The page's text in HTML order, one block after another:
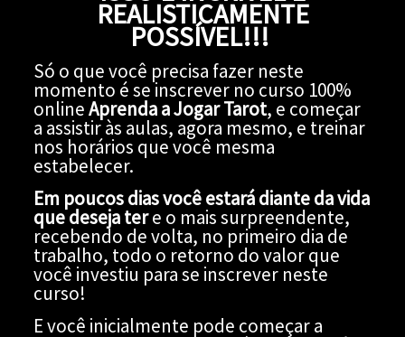
REALISTICAMENTE
POSSÍVEL!!!
Só o que você precisa fazer neste
momento é se inscrever no curso 100%
onlineAprenda a Jogar Tarot, e começar
a assistir às aulas, agora mesmo, e treinar
nos horários que você mesma
estabelecer.
Em poucos dias você estará diante da vida
que deseja tere o mais surpreendente,
recebendo de volta, no primeiro dia de
trabalho, todo o retorno do valor que
você investiu para se inscrever neste
curso!
E você inicialmente pode começar a